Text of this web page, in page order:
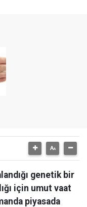
genetik bir
için umut vaat
piyasada